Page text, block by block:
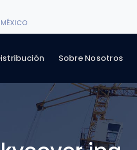
Sobre Nosotros